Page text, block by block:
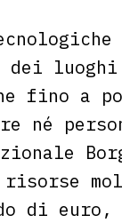
dei
fino a
né
di euro,